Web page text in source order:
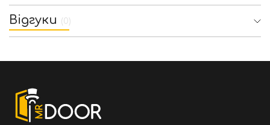
Погодостійкість:Замок розроблений для
використання у різних погодних умовах, що
дозволяє застосовувати його як зовні, так і
захисту.
Замок 54TI/40 є чудовим вибором для тих, хто
шукає надійний, але не надто громіздкий
Відгуки (0)